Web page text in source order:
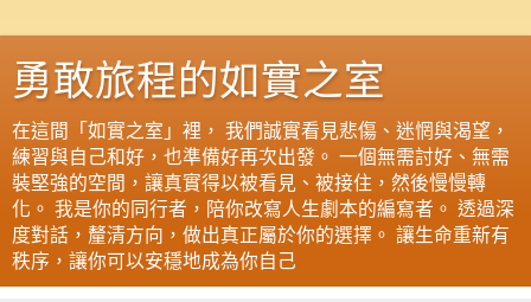
勇敢旅程的如實之室
在這間「如實之室」裡， 我們誠實看見悲傷、迷惘與渴望，
練習與自己和好，也準備好再次出發。 一個無需討好、無需
裝堅強的空間，讓真實得以被看見、被接住，然後慢慢轉
化。 我是你的同行者，陪你改寫人生劇本的編寫者。 透過深
度對話，釐清方向，做出真正屬於你的選擇。 讓生命重新有
秩序，讓你可以安穩地成為你自己